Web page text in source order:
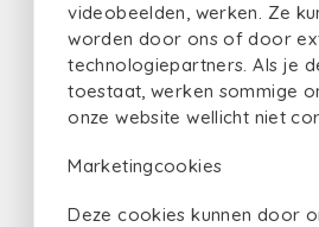
videobeelden, werken. Ze
worden door ons of door
technologiepartners. Als je
toestaat, werken sommige
onze website wellicht niet
Marketingcookies
Deze cookies kunnen door